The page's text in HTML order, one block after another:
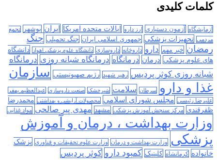
کلمات کلیدی
آزمایشگاه آزمون دستیاری ارز دارو ایالات متحده امریکا ایران بوشهر
تجمع
مردمی تجهیزات پزشکی جمهوری اسلامی ایران جنگ تحمیلی جنگ
رمضان خبر مهم دارو داروخانه داروسازی دانشگاه علوم پزشکی اهواز
دانشگاه
های علوم پزشکی درمان درمانگاه درمانگاه شبانه روزی درمانگاه
شبانه روزی کوثر پردیس رهبر شهید رژیم صهیونیستی سازمان
غذا و دارو
سرطان سلامت شیرخشک صنعت داروسازی عبدالعظیم بهفر
علیرضا رئیسی مجلس شورای اسلامی محصولات آرایشی و بهداشتی محمدرضا
ظفرقندی مرکز سنجش آموزش پزشکی مشهد مهدی پیر صالحی مواد غذایی
وزارت بهداشت ، درمان و آموزش
پزشکی وزارت بهداشت و درمان وزارت علوم تحقیقات و فناوری پزشک
خانواده کرمانشاه کلینیک کمبود دارو کوثر پردیس